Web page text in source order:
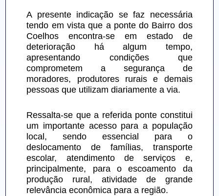
A presente indicação se faz necessária
tendo em vista que a ponte do Bairro dos
Coelhos encontra-se em estado de
deterioração há algum tempo,
apresentando condições que
comprometem a segurança de
moradores, produtores rurais e demais
pessoas que utilizam diariamente a via.
Ressalta-se que a referida ponte constitui
um importante acesso para a população
local, sendo essencial para o
deslocamento de famílias, transporte
escolar, atendimento de serviços e,
principalmente, para o escoamento da
produção rural, atividade de grande
relevância econômica para a região.